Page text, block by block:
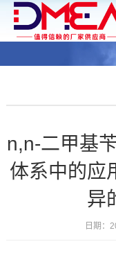
n,n-二甲基
体系中的应
异
日期：